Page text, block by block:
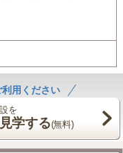
用ください
を
学する(無料)